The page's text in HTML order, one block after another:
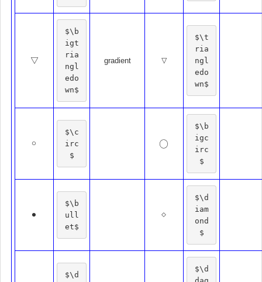
▽
▽
$\b
igt
ria
ngl
edo
wn$
gradient ▽
▽
$\t
ria
ngl
edo
wn$
∘
∘
$\c
irc
$
◯
◯
$\b
igc
irc
$
∙
∙
$\b
ull
et$
⋄
⋄
$\d
iam
ond
$
$\d
$\d